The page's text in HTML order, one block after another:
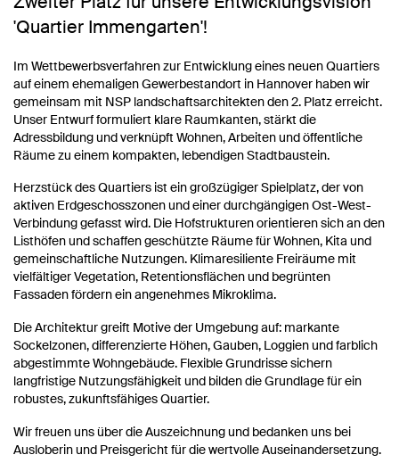
'Quartier Immengarten'!
Im Wettbewerbsverfahren zur Entwicklung eines neuen Quartiers
auf einem ehemaligen Gewerbestandort in Hannover haben wir
gemeinsam mit NSP landschaftsarchitekten den 2. Platz erreicht.
Unser Entwurf formuliert klare Raumkanten, stärkt die
Adressbildung und verknüpft Wohnen, Arbeiten und öffentliche
Räume zu einem kompakten, lebendigen Stadtbaustein.
Herzstück des Quartiers ist ein großzügiger Spielplatz, der von
aktiven Erdgeschosszonen und einer durchgängigen Ost-West-
Verbindung gefasst wird. Die Hofstrukturen orientieren sich an den
Listhöfen und schaffen geschützte Räume für Wohnen, Kita und
gemeinschaftliche Nutzungen. Klimaresiliente Freiräume mit
vielfältiger Vegetation, Retentionsflächen und begrünten
Fassaden fördern ein angenehmes Mikroklima.
Die Architektur greift Motive der Umgebung auf: markante
Sockelzonen, differenzierte Höhen, Gauben, Loggien und farblich
abgestimmte Wohngebäude. Flexible Grundrisse sichern
langfristige Nutzungsfähigkeit und bilden die Grundlage für ein
robustes, zukunftsfähiges Quartier.
Wir freuen uns über die Auszeichnung und bedanken uns bei
Ausloberin und Preisgericht für die wertvolle Auseinandersetzung.